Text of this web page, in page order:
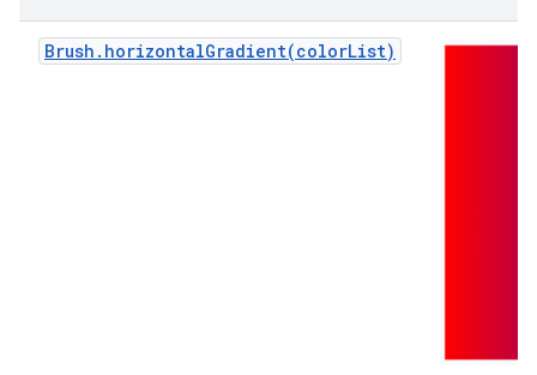
Brush.horizontalGradient(colorList)